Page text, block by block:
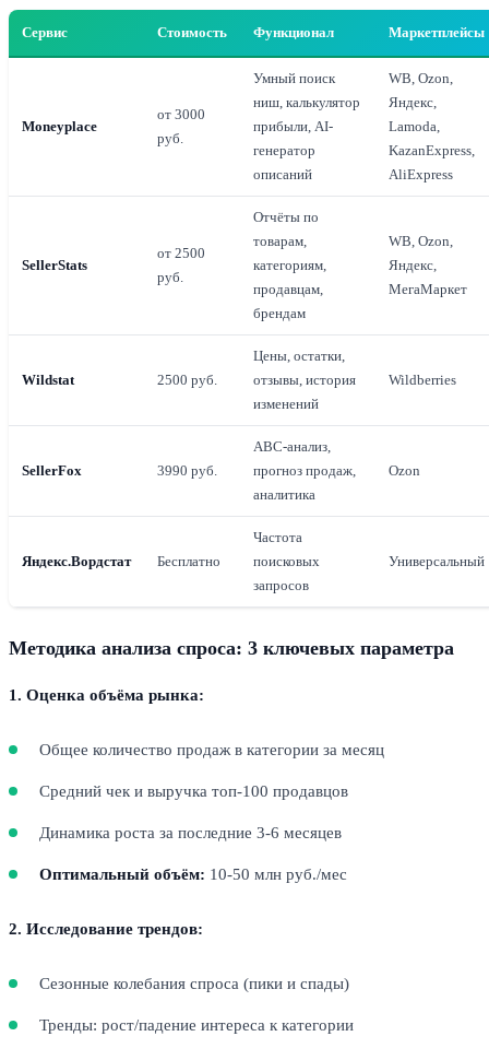
Сервис Стоимость Функционал Маркетплейсы
Moneyplace
от 3000
руб.
Умный поиск
ниш, калькулятор
прибыли, AI-
генератор
описаний
WB, Ozon,
Яндекс,
Lamoda,
KazanExpress,
AliExpress
SellerStats
от 2500
руб.
Отчёты по
товарам,
категориям,
продавцам,
брендам
WB, Ozon,
Яндекс,
МегаМаркет
Wildstat 2500 руб.
Цены, остатки,
отзывы, история
изменений
Wildberries
SellerFox 3990 руб.
ABC-анализ,
прогноз продаж,
аналитика
Ozon
Яндекс.Вордстат Бесплатно
Частота
поисковых
запросов
Универсальный
Методика анализа спроса: 3 ключевых параметра
1. Оценка объёма рынка:
Общее количество продаж в категории за месяц
Средний чек и выручка топ-100 продавцов
Динамика роста за последние 3-6 месяцев
Оптимальный объём: 10-50 млн руб./мес
2. Исследование трендов:
Сезонные колебания спроса (пики и спады)
Тренды: рост/падение интереса к категории